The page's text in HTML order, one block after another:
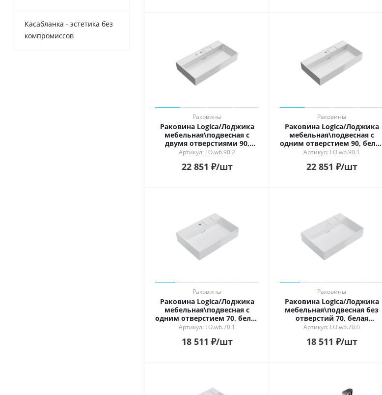
Раковины
Раковина Logica/Лоджика
мебельная\подвесная с
двумя отверстиями 90,
белая глянцевая
Артикул: LO.wb.90.2
22 851 ₽/шт
Раковины
Раковина Logica/Лоджика
мебельная\подвесная с
одним отверстием 90, белая
глянцевая
Артикул: LO.wb.90.1
22 851 ₽/шт
Раковины
Раковина Logica/Лоджика
мебельная\подвесная с
одним отверстием 70, белая
глянцевая
Артикул: LO.wb.70.1
18 511 ₽/шт
Раковины
Раковина Logica/Лоджика
мебельная\подвесная без
отверстий 70, белая
глянцевая
Артикул: LO.wb.70.0
18 511 ₽/шт
Касабланка - эстетика без
компромиссов